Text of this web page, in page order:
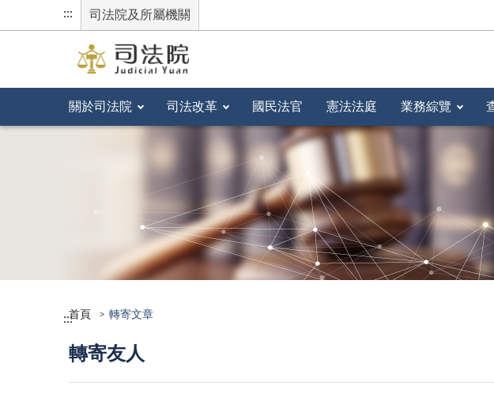
::: 司法院及所屬機關
關於司法院 司法改革 國民法官 憲法法庭 業務綜覽
:::首頁 轉寄文章
轉寄友人